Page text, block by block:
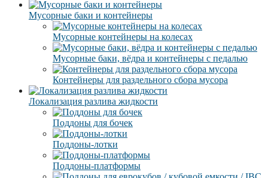
Мусорные баки и контейнеры
Мусорные контейнеры на колесах
Мусорные баки, вёдра и контейнеры с педалью
Контейнеры для раздельного сбора мусора
Локализация разлива жидкости
Поддоны для бочек
Поддоны-лотки
Поддоны-платформы